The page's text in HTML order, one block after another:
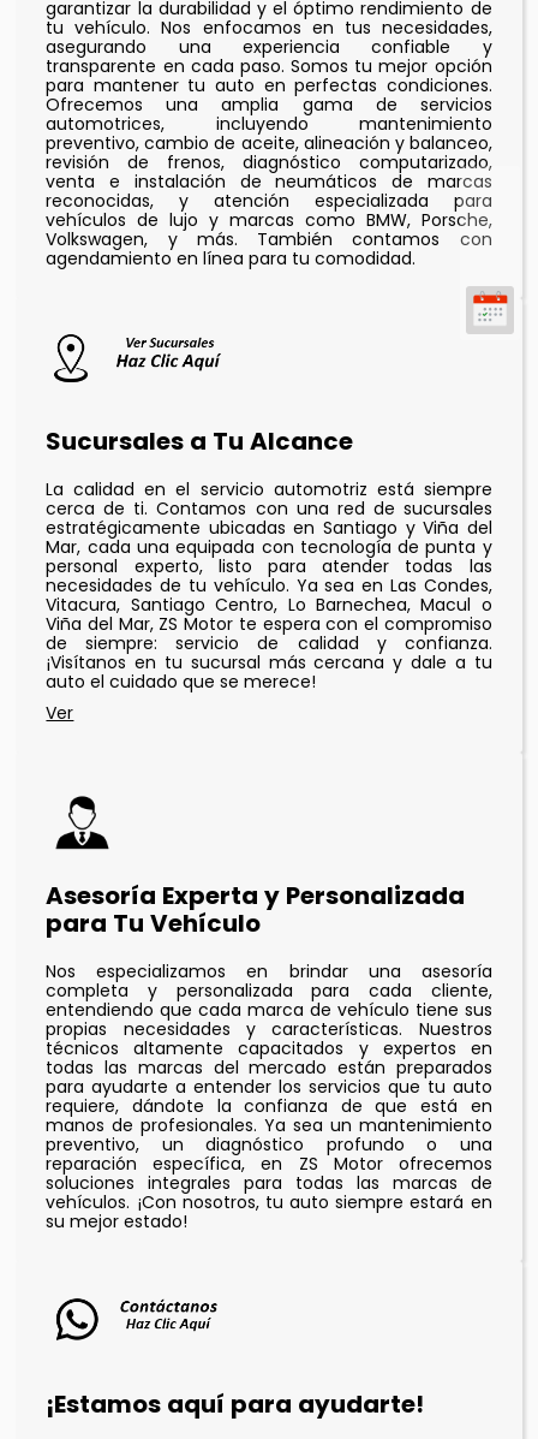
garantizar la durabilidad y el óptimo rendimiento de
tu vehículo. Nos enfocamos en tus necesidades,
asegurando una experiencia confiable y
transparente en cada paso. Somos tu mejor opción
para mantener tu auto en perfectas condiciones.
Ofrecemos una amplia gama de servicios
automotrices, incluyendo mantenimiento
preventivo, cambio de aceite, alineación y balanceo,
revisión de frenos, diagnóstico computarizado,
venta e instalación de neumáticos de marcas
reconocidas, y atención especializada para
vehículos de lujo y marcas como BMW, Porsche,
Volkswagen, y más. También contamos con
agendamiento en línea para tu comodidad.
Sucursales a Tu Alcance
La calidad en el servicio automotriz está siempre
cerca de ti. Contamos con una red de sucursales
estratégicamente ubicadas en Santiago y Viña del
Mar, cada una equipada con tecnología de punta y
personal experto, listo para atender todas las
necesidades de tu vehículo. Ya sea en Las Condes,
Vitacura, Santiago Centro, Lo Barnechea, Macul o
Viña del Mar, ZS Motor te espera con el compromiso
de siempre: servicio de calidad y confianza.
¡Visítanos en tu sucursal más cercana y dale a tu
auto el cuidado que se merece!
Asesoría Experta y Personalizada
para Tu Vehículo
Nos especializamos en brindar una asesoría
completa y personalizada para cada cliente,
entendiendo que cada marca de vehículo tiene sus
propias necesidades y características. Nuestros
técnicos altamente capacitados y expertos en
todas las marcas del mercado están preparados
para ayudarte a entender los servicios que tu auto
requiere, dándote la confianza de que está en
manos de profesionales. Ya sea un mantenimiento
preventivo, un diagnóstico profundo o una
reparación específica, en ZS Motor ofrecemos
soluciones integrales para todas las marcas de
vehículos. ¡Con nosotros, tu auto siempre estará en
su mejor estado!
¡Estamos aquí para ayudarte!